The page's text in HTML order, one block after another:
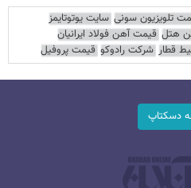
تلویزیون سونی سایت یوتوتایمز
هتل قیمت آهن فولاد ایرانیان
قطار شرکت رادوکو قیمت پروفیل
دسکتاپ